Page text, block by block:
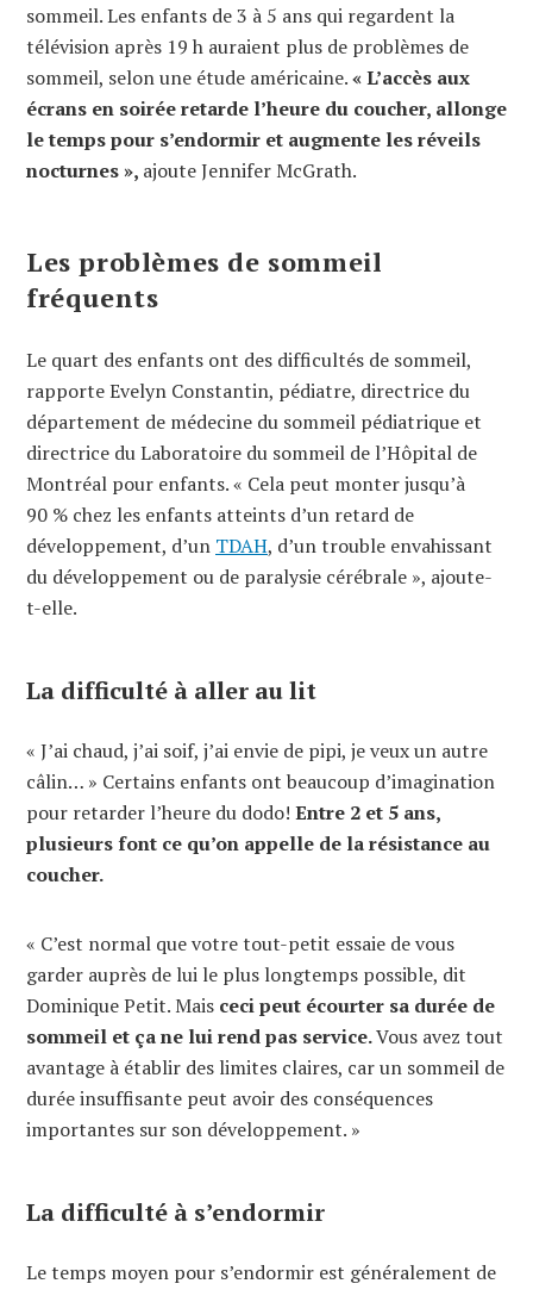
sommeil. Les enfants de 3 à 5 ans qui regardent la
télévision après 19 h auraient plus de problèmes de
sommeil, selon une étude américaine.« L’accès aux
écrans en soirée retarde l’heure du coucher, allonge
le temps pour s’endormir et augmente les réveils
nocturnes », ajoute Jennifer McGrath.
Les problèmes de sommeil
fréquents
Le quart des enfants ont des difficultés de sommeil,
rapporte Evelyn Constantin, pédiatre, directrice du
département de médecine du sommeil pédiatrique et
directrice du Laboratoire du sommeil de l’Hôpital de
Montréal pour enfants. « Cela peut monter jusqu’à
90 % chez les enfants atteints d’un retard de
développement, d’un TDAH, d’un trouble envahissant
du développement ou de paralysie cérébrale », ajoute-
t-elle.
La difficulté à aller au lit
« J’ai chaud, j’ai soif, j’ai envie de pipi, je veux un autre
câlin… » Certains enfants ont beaucoup d’imagination
pour retarder l’heure du dodo! Entre 2 et 5 ans,
plusieurs font ce qu’on appelle de la résistance au
coucher.
« C’est normal que votre tout-petit essaie de vous
garder auprès de lui le plus longtemps possible, dit
Dominique Petit. Mais ceci peut écourter sa durée de
sommeil et ça ne lui rend pas service.Vous avez tout
avantage à établir des limites claires, car un sommeil de
durée insuffisante peut avoir des conséquences
importantes sur son développement. »
La difficulté à s’endormir
Le temps moyen pour s’endormir est généralement de